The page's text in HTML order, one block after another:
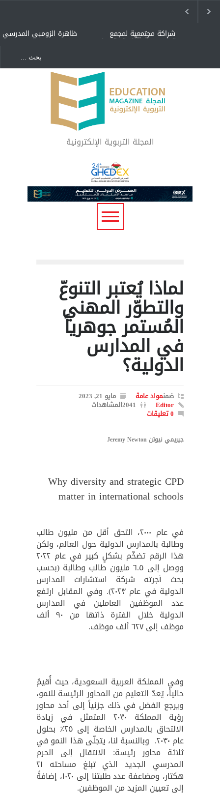
ظاهرة الزومبي المدرسي شراكة مجتمعية لمجمع
تعليمي بالطائف تستهدف
"كنت أنضرب ومافيني إلا
العافية" هل هذا مبرر
لاستمرار أسلوب التربية
المتوارث؟
لماذا تعد برامج توعية الأطفال
بخصوصية الجسد وقاية لا
فضول؟
المجلة التربوية الإلكترونية
لماذا يُعتبر التنوعّ
والتطوّر المهني
المُستمر جوهرياً
في المدارس
الدولية؟
ضمنمواد عامة مايو 21, 2023
Editor 2041المشاهدات
0 تعليقات
جيريمي نيوتن Jeremy Newton
Why diversity and strategic CPD
matter in international schools
في عام ٢٠٠٠، التحق أقل من مليون طالب
وطالبة بالمدارس الدولية حول العالم، ولكن
هذا الرقم تضخّم بشكلٍ كبير في عام ٢٠٢٢
ووصل إلى ٦.٥ مليون طالب وطالبة (بحسب
بحث أجرته شركة استشارات المدارس
الدولية في عام ٢٠٢٣). وفي المقابل ارتفع
عدد الموظفين العاملين في المدارس
الدولية خلال الفترة ذاتها من ٩٠ ألف
موظف إلى ٦٢٧ ألف موظف.
وفي المملكة العربية السعودية، حيث أُقيمُ
حالياً، يُعدّ التعليم من المحاور الرئيسة للنمو،
ويرجع الفضل في ذلك جزئياً إلى أحد محاور
رؤية المملكة ٢٠٣٠ المتمثل في زيادة
الالتحاق بالمدارس الخاصة إلى ٢٥٪ بحلول
عام ٢٠٣٠. وبالنسبة لنا، يتجلّى هذا النمو في
ثلاثة محاور رئيسة: الانتقال إلى الحرم
المدرسي الجديد الذي تبلغ مساحته ٢١
هكتار، ومضاعفة عدد طلبتنا إلى ١٠٢٠، إضافةً
إلى تعيين المزيد من الموظفين.